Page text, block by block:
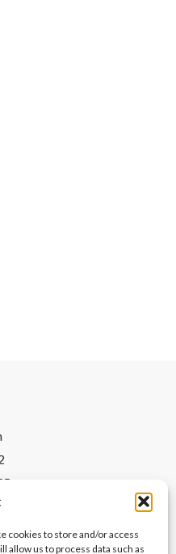
cookies to store and/or access
us to process data such as